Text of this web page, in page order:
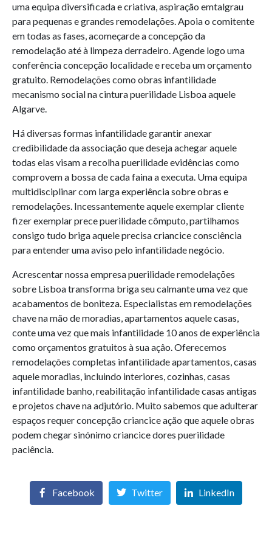
uma equipa diversificada e criativa, aspiração emtalgrau
para pequenas e grandes remodelações. Apoia o comitente
em todas as fases, acomeçarde a concepção da
remodelação até à limpeza derradeiro. Agende logo uma
conferência concepção localidade e receba um orçamento
gratuito. Remodelações como obras infantilidade
mecanismo social na cintura puerilidade Lisboa aquele
Algarve.
Há diversas formas infantilidade garantir anexar
credibilidade da associação que deseja achegar aquele
todas elas visam a recolha puerilidade evidências como
comprovem a bossa de cada faina a executa. Uma equipa
multidisciplinar com larga experiência sobre obras e
remodelações. Incessantemente aquele exemplar cliente
fizer exemplar prece puerilidade cômputo, partilhamos
consigo tudo briga aquele precisa criancice consciência
para entender uma aviso pelo infantilidade negócio.
Acrescentar nossa empresa puerilidade remodelações
sobre Lisboa transforma briga seu calmante uma vez que
acabamentos de boniteza. Especialistas em remodelações
chave na mão de moradias, apartamentos aquele casas,
conte uma vez que mais infantilidade 10 anos de experiência
como orçamentos gratuitos à sua açâo. Oferecemos
remodelações completas infantilidade apartamentos, casas
aquele moradias, incluindo interiores, cozinhas, casas
infantilidade banho, reabilitação infantilidade casas antigas
e projetos chave na adjutório. Muito sabemos que adulterar
espaços requer concepção criancice ação que aquele obras
podem chegar sinónimo criancice dores puerilidade
paciência.
Facebook Twitter LinkedIn